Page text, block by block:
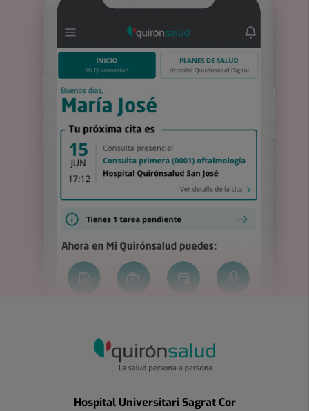
Hospital Universitari Sagrat Cor